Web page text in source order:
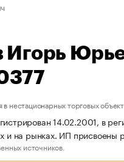
Игорь
в нестационарных торговых
14.02.2001, в
и на рынках. ИП
источников.